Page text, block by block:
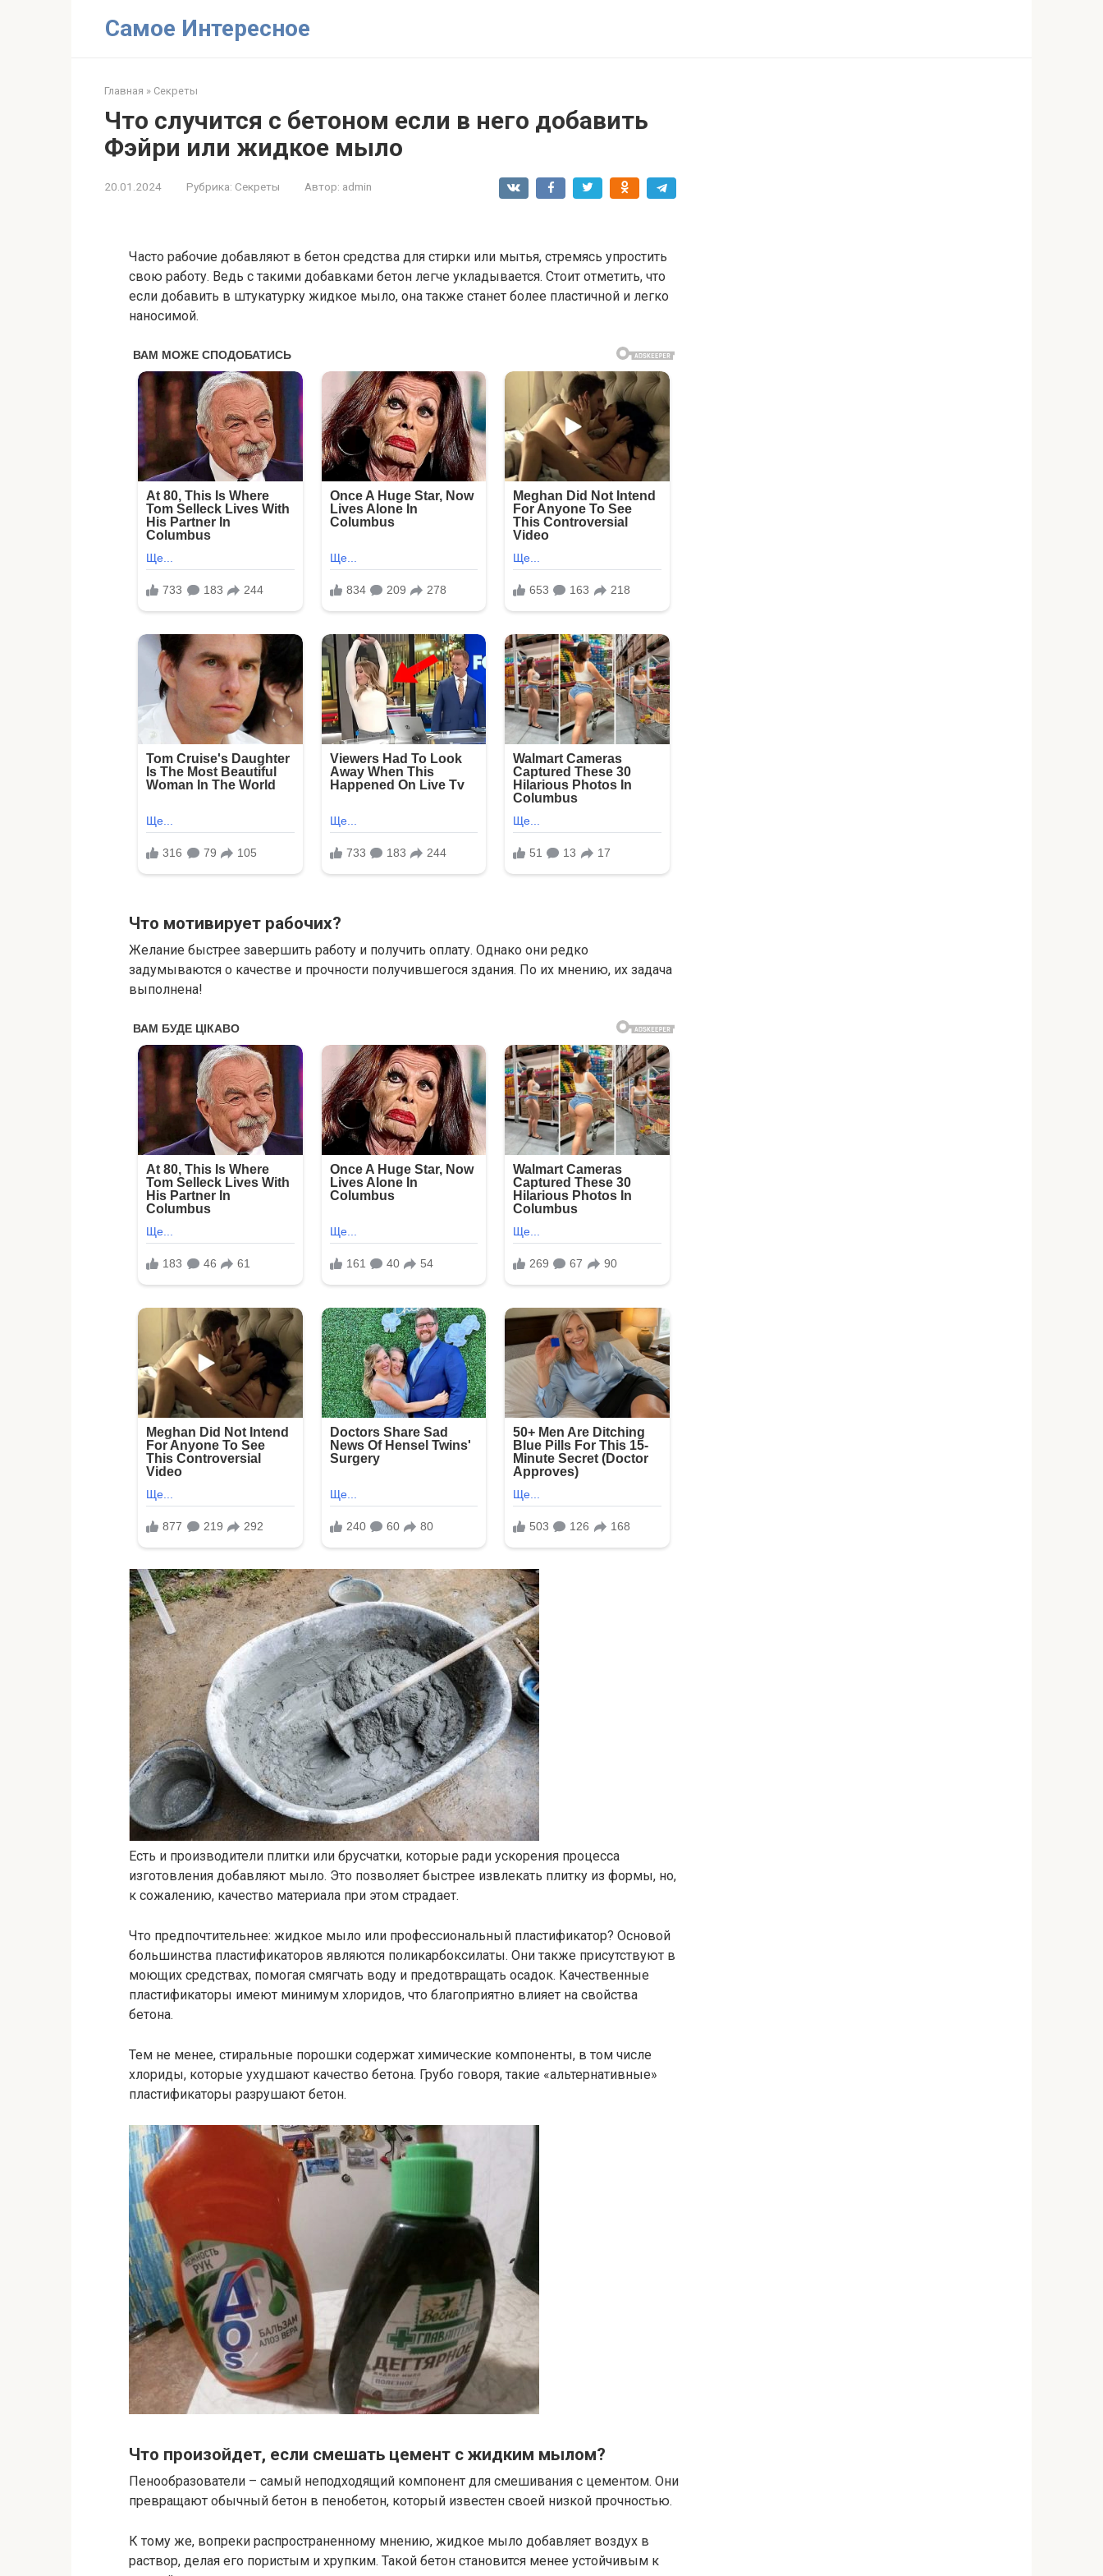
Самое Интересное
Главная » Секреты
Что случится с бетоном если в него добавить
Фэйри или жидкое мыло
20.01.2024 Рубрика: Секреты Автор: admin
Часто рабочие добавляют в бетон средства для стирки или мытья, стремясь упростить
свою работу. Ведь с такими добавками бетон легче укладывается. Стоит отметить, что
если добавить в штукатурку жидкое мыло, она также станет более пластичной и легко
наносимой.
Что мотивирует рабочих?
Желание быстрее завершить работу и получить оплату. Однако они редко
задумываются о качестве и прочности получившегося здания. По их мнению, их задача
выполнена!
Есть и производители плитки или брусчатки, которые ради ускорения процесса
изготовления добавляют мыло. Это позволяет быстрее извлекать плитку из формы, но,
к сожалению, качество материала при этом страдает.
Что предпочтительнее: жидкое мыло или профессиональный пластификатор? Основой
большинства пластификаторов являются поликарбоксилаты. Они также присутствуют в
моющих средствах, помогая смягчать воду и предотвращать осадок. Качественные
пластификаторы имеют минимум хлоридов, что благоприятно влияет на свойства
бетона.
Тем не менее, стиральные порошки содержат химические компоненты, в том числе
хлориды, которые ухудшают качество бетона. Грубо говоря, такие «альтернативные»
пластификаторы разрушают бетон.
Что произойдет, если смешать цемент с жидким мылом?
Пенообразователи – самый неподходящий компонент для смешивания с цементом. Они
превращают обычный бетон в пенобетон, который известен своей низкой прочностью.
К тому же, вопреки распространенному мнению, жидкое мыло добавляет воздух в
раствор, делая его пористым и хрупким. Такой бетон становится менее устойчивым к